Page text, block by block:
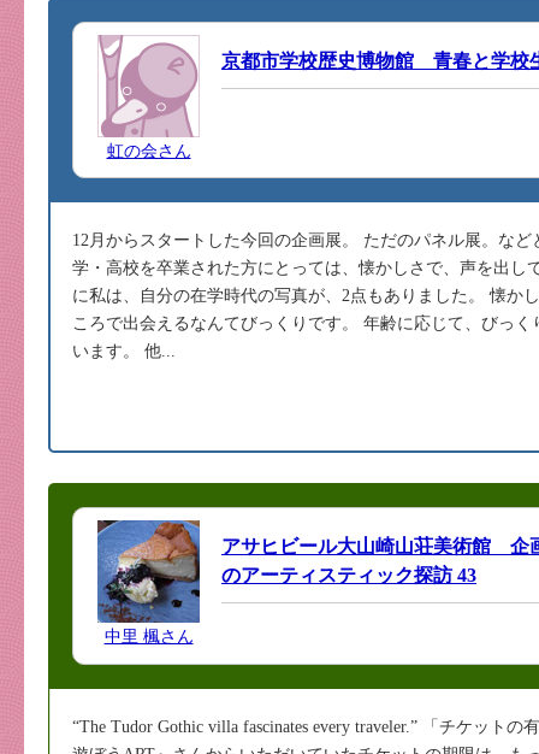
虹の会さん
京都市学校歴史博物館 青春と学校
12月からスタートした今回の企画展。 ただのパネル展。な
学・高校を卒業された方にとっては、懐かしさで、声を出し
に私は、自分の在学時代の写真が、2点もありました。 懐か
ころで出会えるなんてびっくりです。 年齢に応じて、びっ
います。 他...
中里 楓さん
アサヒビール大山崎山荘美術館
のアーティスティック探訪 43
“The Tudor Gothic villa fascinates every traveler.” 「チケット